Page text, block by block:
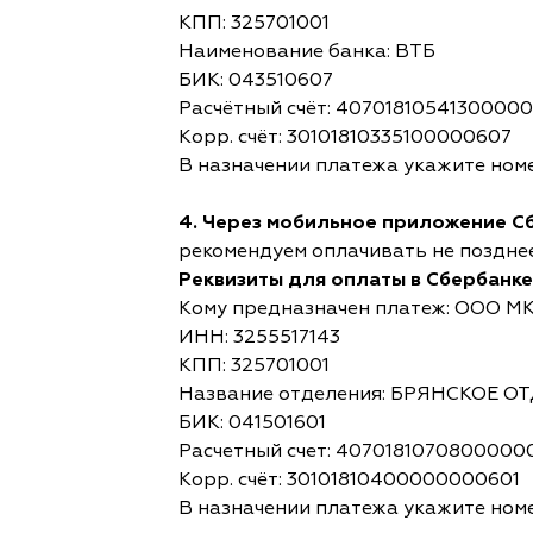
КПП: 325701001
Наименование банка: ВТБ
БИК: 043510607
Расчётный счёт:
Корр. счёт: 30101810335100000607
В назначении платежа укажите
4. Через мобильное приложение
рекомендуем оплачивать не
Реквизиты для оплаты в
Кому предназначен платеж: ООО
ИНН: 3255517143
КПП: 325701001
Название отделения: БРЯНСКОЕ
БИК: 041501601
Расчетный счет:
Корр. счёт: 30101810400000000601
В назначении платежа укажите